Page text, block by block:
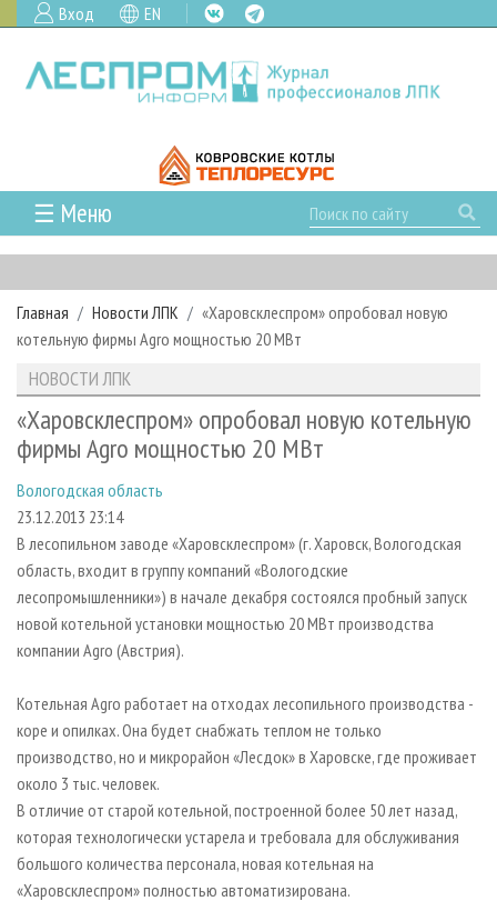
Вход EN
☰ Меню
ГЛАВНАЯ
РУБРИКИ И ТЕМЫ
РУБРИКИ ЖУРНАЛА
ЛЕСОЗАГОТОВКА
ЛЕСОПИЛЕНИЕ
СУШКА ДРЕВЕСИНЫ
ПРОИЗВОДСТВО ДРЕВЕСНЫХ ПЛИТ
ДЕРЕВЯННОЕ ДОМОСТРОЕНИЕ
ПРОИЗВОДСТВО МЕБЕЛИ
БИОЭНЕРГЕТИКА
ЦБП
ИНСТРУМЕНТ И МАТЕРИАЛЫ
НОВОСТИ
НОВОСТИ ЛПК
НОВОСТИ ЖУРНАЛА
ПРОЕКТЫ ЛПИ
АНАЛИТИКА
ПРЕДПРИЯТИЯ ЛПК
ПЕРСОНЫ
МОБИЛЬНЫЕ ВЫСТАВКИ
ОФИЦИАЛЬНЫЕ ДЕЛЕГАЦИИ
ПРИОРИТЕТНЫЕ ИНВЕСТПРОЕКТЫ
RUSSIAN FORESTRY REVIEW
ГАЗЕТА ЛЕСПРОМФОРУМ
БИБЛИОТЕКА СПЕЦИАЛИСТА
АРХИВ
АРХИВ ЖУРНАЛОВ
О ЖУРНАЛЕ
ПОДПИСКА
КОНТАКТЫ
РЕКЛАМОДАТЕЛЯМ
РЕКЛАМА
РЕКЛАМА НА САЙТЕ
Главная Новости ЛПК
«Харовсклеспром» опробовал новую
котельную фирмы Agro мощностью 20 МВт
НОВОСТИ ЛПК
«Харовсклеспром» опробовал новую котельную
фирмы Agro мощностью 20 МВт
Вологодская область
23.12.2013 23:14
В лесопильном заводе «Харовсклеспром» (г. Харовск, Вологодская
область, входит в группу компаний «Вологодские
лесопромышленники») в начале декабря состоялся пробный запуск
новой котельной установки мощностью 20 МВт производства
компании Agro (Австрия).
Котельная Agro работает на отходах лесопильного производства -
коре и опилках. Она будет снабжать теплом не только
производство, но и микрорайон «Лесдок» в Харовске, где проживает
около 3 тыс. человек.
В отличие от старой котельной, построенной более 50 лет назад,
которая технологически устарела и требовала для обслуживания
большого количества персонала, новая котельная на
«Харовсклеспром» полностью автоматизирована.